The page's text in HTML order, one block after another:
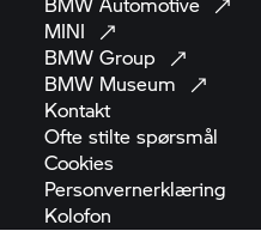
MINI
BMWGroup
BMW Museum
Kontakt
Ofte stiltespørsmål
Cookies
Personvernerklæring
Kolofon